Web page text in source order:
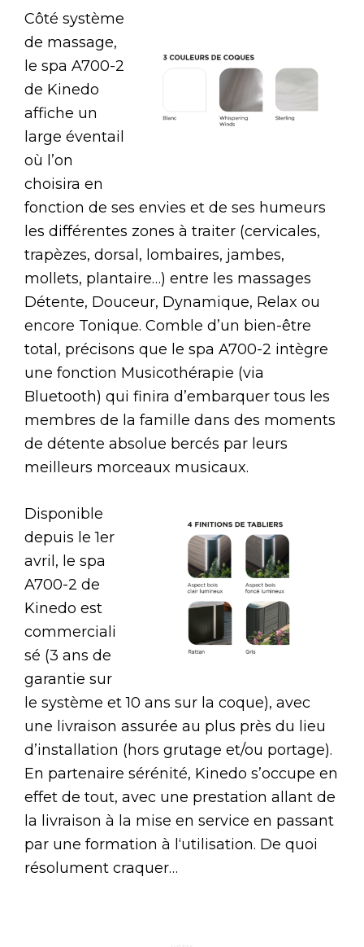
Côté système
de massage,
le spa A700-2
de Kinedo
affiche un
large éventail
où l’on
choisira en
fonction de ses envies et de ses humeurs
les différentes zones à traiter (cervicales,
trapèzes, dorsal, lombaires, jambes,
mollets, plantaire…) entre les massages
Détente, Douceur, Dynamique, Relax ou
encore Tonique. Comble d’un bien-être
total, précisons que le spa A700-2 intègre
une fonction Musicothérapie (via
Bluetooth) qui finira d’embarquer tous les
membres de la famille dans des moments
de détente absolue bercés par leurs
meilleurs morceaux musicaux.
Disponible
depuis le 1er
avril, le spa
A700-2 de
Kinedo est
commerciali
sé (3 ans de
garantie sur
le système et 10 ans sur la coque), avec
une livraison assurée au plus près du lieu
d’installation (hors grutage et/ou portage).
En partenaire sérénité, Kinedo s’occupe en
effet de tout, avec une prestation allant de
la livraison à la mise en service en passant
par une formation à l‘utilisation. De quoi
résolument craquer…